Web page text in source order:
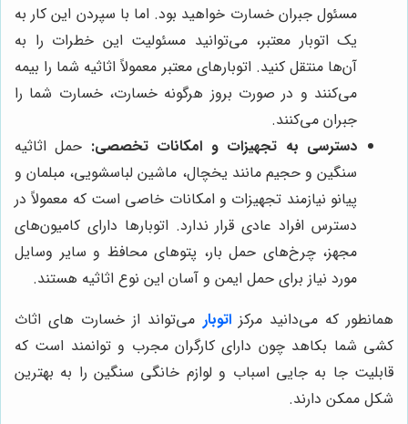
مسئول جبران خسارت خواهید بود. اما با سپردن این کار به
یک اتوبار معتبر، می‌توانید مسئولیت این خطرات را به
آن‌ها منتقل کنید. اتوبارهای معتبر معمولاً اثاثیه شما را بیمه
می‌کنند و در صورت بروز هرگونه خسارت، خسارت شما را
جبران می‌کنند.
دسترسی به تجهیزات و امکانات تخصصی: حمل اثاثیه
سنگین و حجیم مانند یخچال، ماشین لباسشویی، مبلمان و
پیانو نیازمند تجهیزات و امکانات خاصی است که معمولاً در
دسترس افراد عادی قرار ندارد. اتوبارها دارای کامیون‌های
مجهز، چرخ‌های حمل بار، پتوهای محافظ و سایر وسایل
مورد نیاز برای حمل ایمن و آسان این نوع اثاثیه هستند.
همانطور که می‌دانید مرکزاتوبار می‌تواند از خسارت های اثاث
کشی شما بکاهد چون دارای کارگران مجرب و توانمند است که
قابلیت جا به جایی اسباب و لوازم خانگی سنگین را به بهترین
شکل ممکن دارند.